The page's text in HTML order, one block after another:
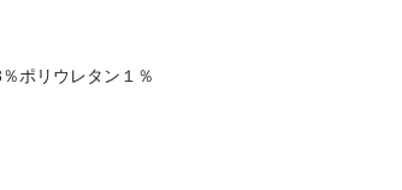
ポリウレタン１％